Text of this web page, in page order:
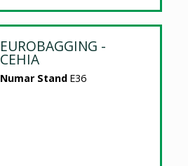
EUROBAGGING -
CEHIA
Numar Stand E36